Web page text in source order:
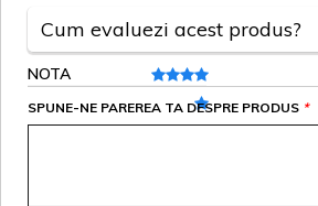
Cum evaluezi acest produs?
NOTA
*
SPUNE-NE PAREREA TA DESPRE PRODUS